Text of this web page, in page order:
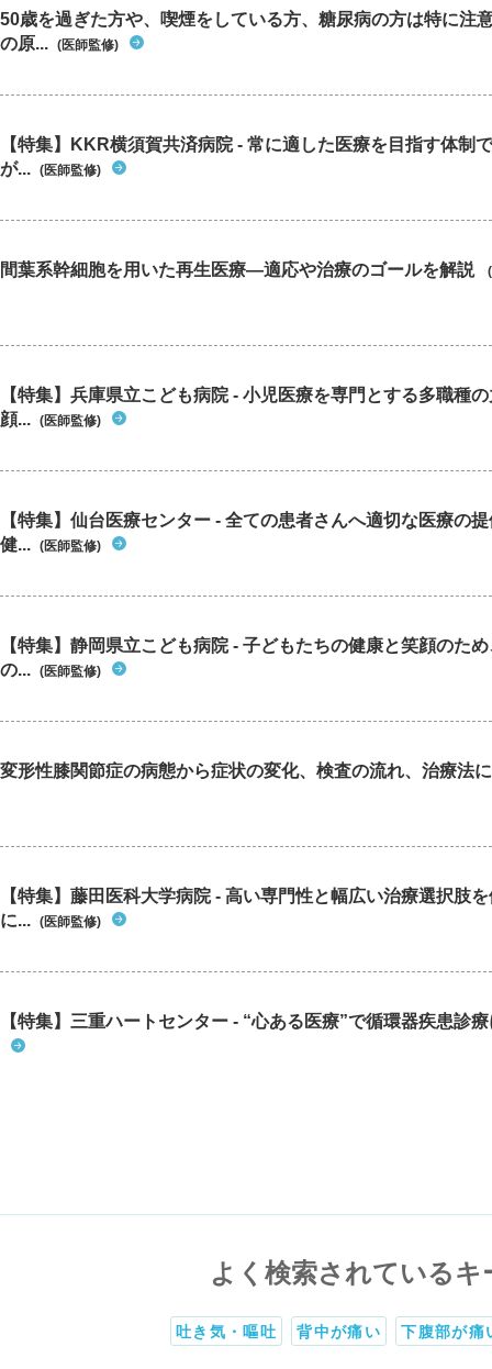
50歳を過ぎた方や、喫煙をしている方、糖尿病の方は特に注
の原... (医師監修)
【特集】KKR横須賀共済病院 - 常に適した医療を目指す体制
が... (医師監修)
間葉系幹細胞を用いた再生医療―適応や治療のゴールを解説
【特集】兵庫県立こども病院 - 小児医療を専門とする多職種
顔... (医師監修)
【特集】仙台医療センター - 全ての患者さんへ適切な医療の
健... (医師監修)
【特集】静岡県立こども病院 - 子どもたちの健康と笑顔のた
の... (医師監修)
変形性膝関節症の病態から症状の変化、検査の流れ、治療法
【特集】藤田医科大学病院 - 高い専門性と幅広い治療選択肢
に... (医師監修)
【特集】三重ハートセンター - “心ある医療”で循環器疾患診
よく検索されているキ
吐き気・嘔吐 背中が痛い 下腹部が痛